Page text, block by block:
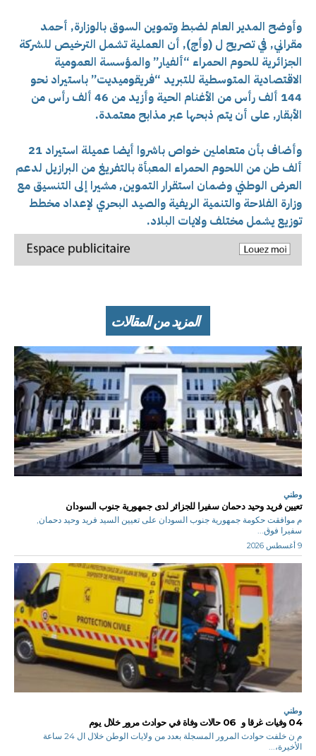
وأوضح المدير العام لضبط وتموين السوق بالوزارة, أحمد
مقراني, في تصريح ل (وأج), أن العملية تشمل الترخيص للشركة
الجزائرية للحوم الحمراء “ألفيار” والمؤسسة العمومية
الاقتصادية المتوسطية للتبريد “فريقوميديت” باستيراد نحو
144 ألف رأس من الأغنام الحية وأزيد من 46 ألف رأس من
الأبقار, على أن يتم ذبحها عبر مذابح معتمدة.
وأضاف بأن متعاملين خواص باشروا أيضا عميلة استيراد 21
ألف طن من اللحوم الحمراء المعبأة بالتفريغ من البرازيل لدعم
العرض الوطني وضمان استقرار التموين, مشيرا إلى التنسيق مع
وزارة الفلاحة والتنمية الريفية والصيد البحري لإعداد مخطط
توزيع يشمل مختلف ولايات البلاد.
المزيد من المقالات
وطني
تعيين فريد وحيد دحمان سفيرا للجزائر لدى جمهورية جنوب السودان
م موافقت حكومة جمهورية جنوب السودان على تعيين السيد فريد وحيد دحمان,
سفيرا فوق...
9 أغسطس 2026
وطني
04 وفيات غرقا و 06 حالات وفاة في حوادث مرور خلال يوم
م ن خلفت حوادث المرور المسجلة بعدد من ولايات الوطن خلال ال 24 ساعة
الأخيرة،...